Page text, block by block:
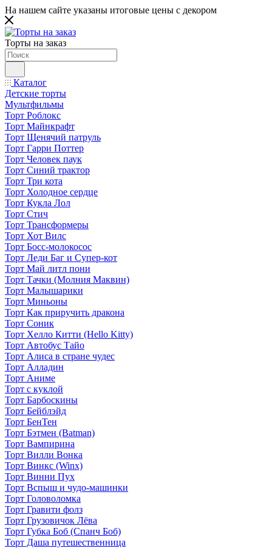
На нашем сайте указаны итоговые цены с декором
Торты на заказ
Каталог
Детские торты
Мультфильмы
Торт Роблокс
Торт Майнкрафт
Торт Щенячий патруль
Торт Гарри Поттер
Торт Человек паук
Торт Синий трактор
Торт Три кота
Торт Холодное сердце
Торт Кукла Лол
Торт Стич
Торт Трансформеры
Торт Хот Вилс
Торт Босс-молокосос
Торт Леди Баг и Супер-кот
Торт Май литл пони
Торт Тачки (Молния Маквин)
Торт Малышарики
Торт Миньоны
Торт Как приручить дракона
Торт Соник
Торт Хелло Китти (Hello Kitty)
Торт Автобус Тайо
Торт Алиса в стране чудес
Торт Алладин
Торт Аниме
Торт с куклой
Торт Барбоскины
Торт Бейблэйд
Торт БенТен
Торт Бэтмен (Batman)
Торт Вампирина
Торт Вилли Вонка
Торт Винкс (Winx)
Торт Винни Пух
Торт Вспыш и чудо-машинки
Торт Головоломка
Торт Гравити фолз
Торт Грузовичок Лёва
Торт Губка Боб (Спанч Боб)
Торт Даша путешественница